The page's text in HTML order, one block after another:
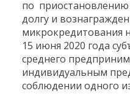
по
долгу и
микрокредитования
15 июня 2020 года
среднего
индивидуальным
соблюдении одного